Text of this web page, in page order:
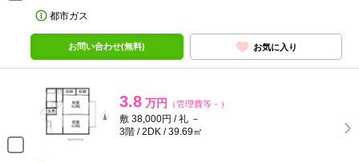
都市ガス
お問い合わせ(無料) お気に入り
3.8 万円 （管理費等－）
敷 38,000円 / 礼 －
3階 / 2DK / 39.69㎡